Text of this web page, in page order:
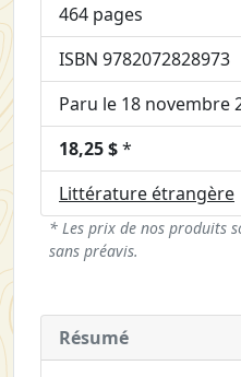
464 pages
ISBN 9782072828973
Paru le 18 novembre
18,25 $*
Littérature étrangère
* Les prix de nos produits
sans préavis.
Résumé